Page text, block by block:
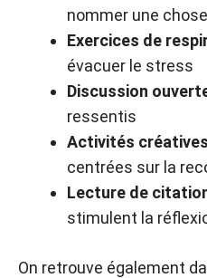
nommer une
Exercices de
évacuer le stress
Discussion
ressentis
Activités créatives
centrées sur la
Lecture de
stimulent la
On retrouve également